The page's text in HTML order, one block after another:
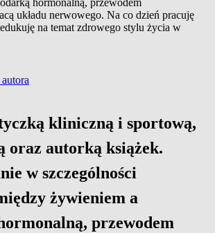
hormonalną, przewodem
układu nerwowego. Na co dzień pracuję
na temat zdrowego stylu życia w
kliniczną i sportową,
oraz autorką książek.
w szczególności
żywieniem a
przewodem